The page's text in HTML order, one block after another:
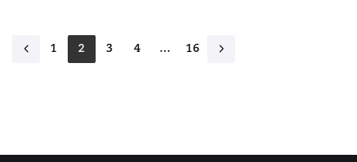
1 2 3 4 … 16